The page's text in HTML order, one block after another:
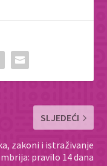
SLJEDEĆI
zakoni i istraživanje
pravilo 14 dana